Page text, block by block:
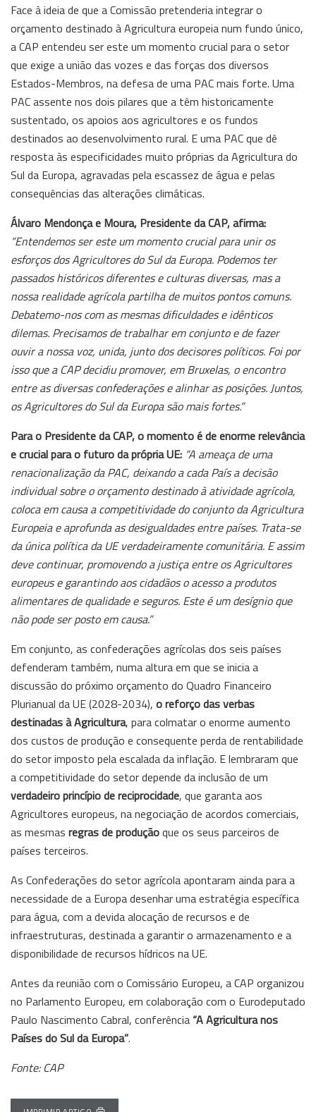
Face à ideia de que a Comissão pretenderia integrar o
orçamento destinado à Agricultura europeia num fundo único,
a CAP entendeu ser este um momento crucial para o setor
que exige a união das vozes e das forças dos diversos
Estados-Membros, na defesa de uma PAC mais forte. Uma
PAC assente nos dois pilares que a têm historicamente
sustentado, os apoios aos agricultores e os fundos
destinados ao desenvolvimento rural. E uma PAC que dê
resposta às especificidades muito próprias da Agricultura do
Sul da Europa, agravadas pela escassez de água e pelas
consequências das alterações climáticas.
Álvaro Mendonça e Moura, Presidente da CAP, afirma:
“Entendemos ser este um momento crucial para unir os
esforços dos Agricultores do Sul da Europa. Podemos ter
passados históricos diferentes e culturas diversas, mas a
nossa realidade agrícola partilha de muitos pontos comuns.
Debatemo-nos com as mesmas dificuldades e idênticos
dilemas. Precisamos de trabalhar em conjunto e de fazer
ouvir a nossa voz, unida, junto dos decisores políticos. Foi por
isso que a CAP decidiu promover, em Bruxelas, o encontro
entre as diversas confederações e alinhar as posições. Juntos,
os Agricultores do Sul da Europa são mais fortes.”
Para o Presidente da CAP, o momento é de enorme relevância
e crucial para o futuro da própria UE: “A ameaça de uma
renacionalização da PAC, deixando a cada País a decisão
individual sobre o orçamento destinado à atividade agrícola,
coloca em causa a competitividade do conjunto da Agricultura
Europeia e aprofunda as desigualdades entre países. Trata-se
da única política da UE verdadeiramente comunitária. E assim
deve continuar, promovendo a justiça entre os Agricultores
europeus e garantindo aos cidadãos o acesso a produtos
alimentares de qualidade e seguros. Este é um desígnio que
não pode ser posto em causa.”
Em conjunto, as confederações agrícolas dos seis países
defenderam também, numa altura em que se inicia a
discussão do próximo orçamento do Quadro Financeiro
Plurianual da UE (2028-2034), o reforço das verbas
destinadas à Agricultura, para colmatar o enorme aumento
dos custos de produção e consequente perda de rentabilidade
do setor imposto pela escalada da inflação. E lembraram que
a competitividade do setor depende da inclusão de um
verdadeiro princípio de reciprocidade, que garanta aos
Agricultores europeus, na negociação de acordos comerciais,
as mesmas regras de produçãoque os seus parceiros de
países terceiros.
As Confederações do setor agrícola apontaram ainda para a
necessidade de a Europa desenhar uma estratégia específica
para água, com a devida alocação de recursos e de
infraestruturas, destinada a garantir o armazenamento e a
disponibilidade de recursos hídricos na UE.
Antes da reunião com o Comissário Europeu, a CAP organizou
no Parlamento Europeu, em colaboração com o Eurodeputado
Paulo Nascimento Cabral, conferência“A Agricultura nos
Países do Sul da Europa”.
Fonte: CAP